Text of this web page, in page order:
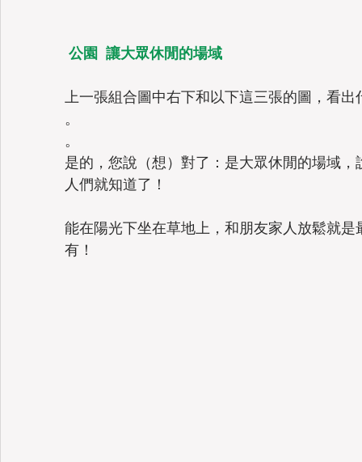
公園  讓大眾休閒的場域
上一張組合圖中右下和以下這三張的圖，看出
。
。
是的，您說（想）對了：是大眾休閒的場域
人們就知道了！
能在陽光下坐在草地上，和朋友家人放鬆就
有！